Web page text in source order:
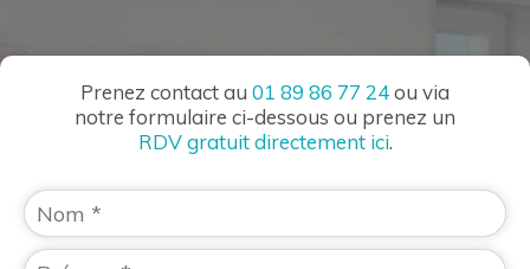
Prenez contact au 01 89 86 77 24ou via
notre formulaire ci-dessous ou prenez un
RDV gratuit directement ici.